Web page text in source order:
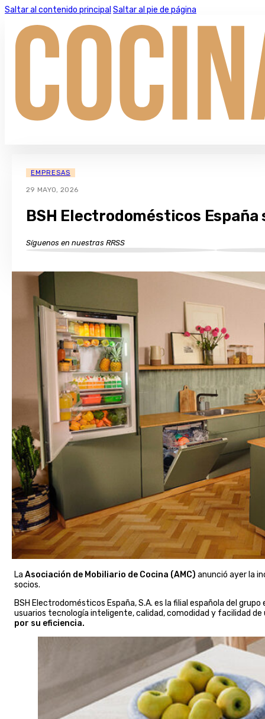
Saltar al contenido principal Saltar al pie de página
EMPRESAS
29 MAYO, 2026
BSH Electrodomésticos España
Síguenos en nuestras RRSS
La Asociación de Mobiliario de Cocina (AMC) anunció ayer la
socios.
BSH Electrodomésticos España, S.A. es la filial española del
usuarios tecnología inteligente, calidad, comodidad y facilidad
por su eficiencia.